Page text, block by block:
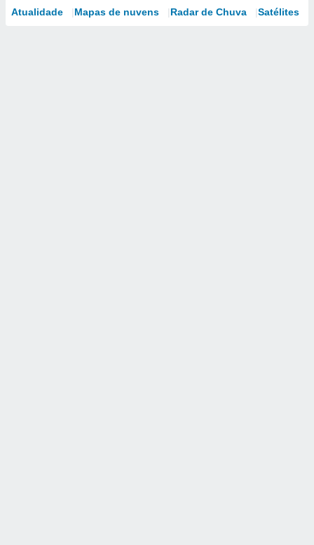
Atualidade Mapas de nuvens Radar de Chuva Satélites